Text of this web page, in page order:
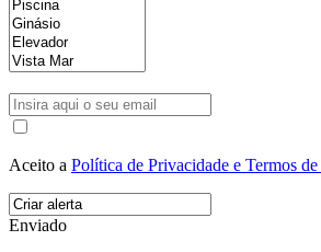
Aceito a Política de Privacidade e Termos
Enviado